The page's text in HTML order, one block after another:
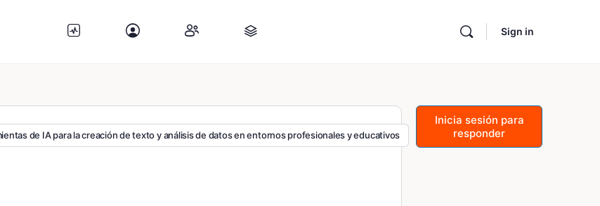
Sign in
de IA para la creación de texto y análisis de datos en entornos profesionales y educativos
Inicia sesión para
responder